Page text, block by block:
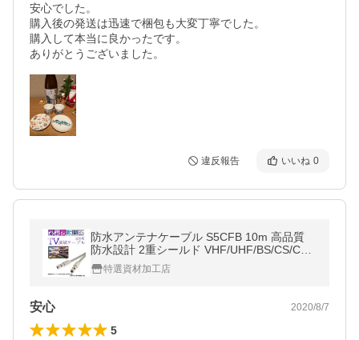
安心でした。
購入後の発送は迅速で梱包も大変丁寧でした。
購入して本当に良かったです。
ありがとうございました。
違反報告 いいね 0
防水アンテナケーブル S5CFB 10m 高品質
防水設計 2重シールド VHF/UHF/BS/CS/CAT
V対応 4K8K放送対応 ライトグレー
特選資材加工店
安心 2020/8/7
5